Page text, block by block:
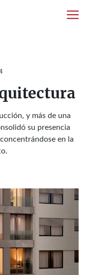
y más de una
su presencia
en la